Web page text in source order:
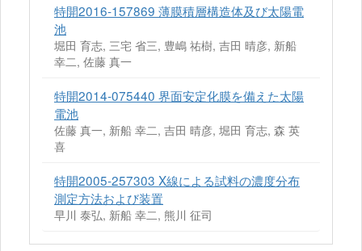
特開2016-157869 薄膜積層構造体及び太陽電
池
堀田 育志, 三宅 省三, 豊嶋 祐樹, 吉田 晴彦, 新船
幸二, 佐藤 真一
特開2014-075440 界面安定化膜を備えた太陽
電池
佐藤 真一, 新船 幸二, 吉田 晴彦, 堀田 育志, 森 英
喜
特開2005-257303 X線による試料の濃度分布
測定方法および装置
早川 泰弘, 新船 幸二, 熊川 征司